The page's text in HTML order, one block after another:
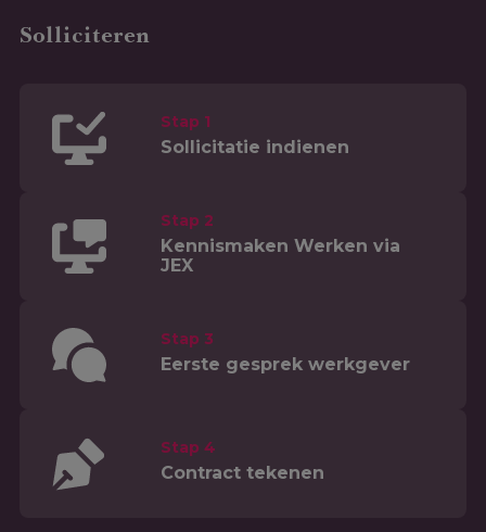
Solliciteren
Stap 1
Sollicitatie indienen
Stap 2
Kennismaken Werken via
JEX
Stap 3
Eerste gesprek werkgever
Stap 4
Contract tekenen